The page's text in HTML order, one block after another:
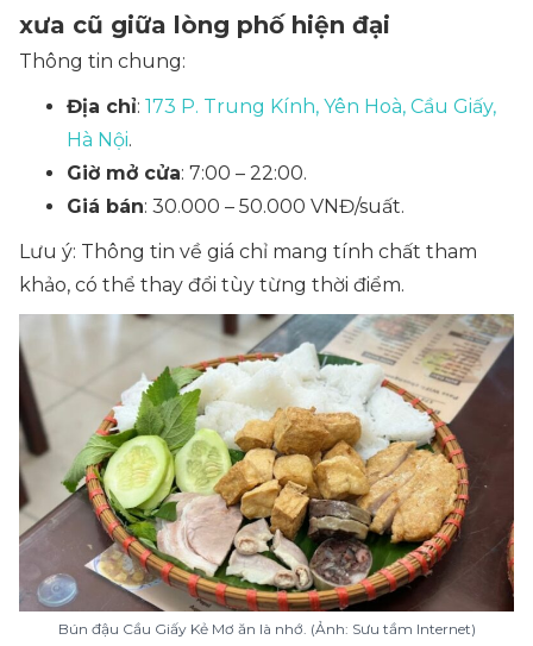
xưa cũ giữa lòng phố hiện đại
Thông tin chung:
Địa chỉ: 173 P. Trung Kính, Yên Hoà, Cầu Giấy,
Hà Nội.
Giờ mở cửa: 7:00 – 22:00.
Giá bán: 30.000 – 50.000 VNĐ/suất.
Lưu ý: Thông tin về giá chỉ mang tính chất tham
khảo, có thể thay đổi tùy từng thời điểm.
Bún đậu Cầu Giấy Kẻ Mơ ăn là nhớ. (Ảnh: Sưu tầm Internet)